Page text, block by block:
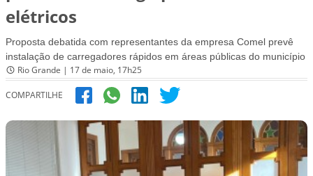
elétricos
Proposta debatida com representantes da empresa Comel prevê
instalação de carregadores rápidos em áreas públicas do município
Rio Grande | 17 de maio, 17h25
COMPARTILHE